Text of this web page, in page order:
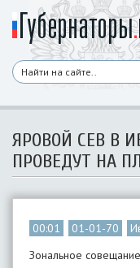
ЯРОВОЙ СЕВ В
ПРОВЕДУТ НА
00:01 01-01-70
Зональное